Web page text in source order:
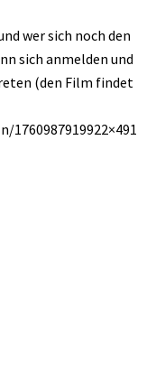
wer sich noch den
sich anmelden und
(den Film findet